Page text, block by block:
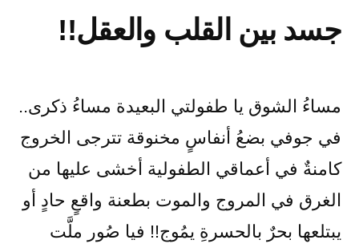
جسد بين القلب والعقل!!
مساءُ الشوق يا طفولتي البعيدة مساءُ ذكرى..
في جوفي بضعُ أنفاسٍ مخنوقة تترجى الخروج
كامنةٌ في أعماقي الطفولية أخشى عليها من
الغرق في المروج والموت بطعنة واقعٍ حادٍ أو
يبتلعها بحرٌ بالحسرةِ يمُوج!! فيا صُور ملَّت